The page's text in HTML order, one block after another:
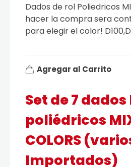
Set de 7 dados
poliédricos
COLORS
Importados)
Dados de rol Poliedricos
hacer la compra sera
para elegir el color!
Agregar al Carrito